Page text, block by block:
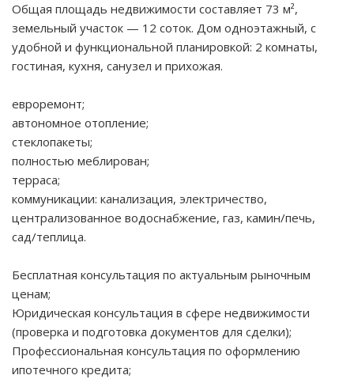
Общая площадь недвижимости составляет 73 м²,
земельный участок — 12 соток. Дом одноэтажный, с
удобной и функциональной планировкой: 2 комнаты,
гостиная, кухня, санузел и прихожая.
евроремонт;
автономное отопление;
стеклопакеты;
полностью меблирован;
терраса;
коммуникации: канализация, электричество,
централизованное водоснабжение, газ, камин/печь,
сад/теплица.
Бесплатная консультация по актуальным рыночным
ценам;
Юридическая консультация в сфере недвижимости
(проверка и подготовка документов для сделки);
Профессиональная консультация по оформлению
ипотечного кредита;